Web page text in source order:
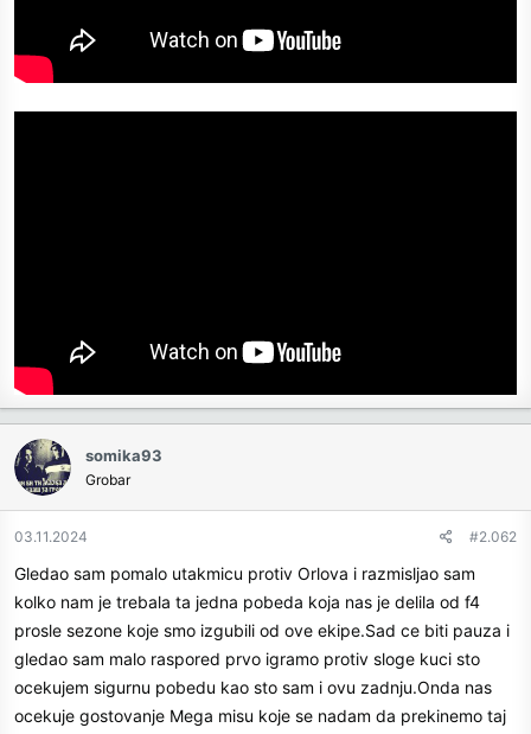
somika93
Grobar
03.11.2024 #2.062
Gledao sam pomalo utakmicu protiv Orlova i razmisljao sam
kolko nam je trebala ta jedna pobeda koja nas je delila od f4
prosle sezone koje smo izgubili od ove ekipe.Sad ce biti pauza i
gledao sam malo raspored prvo igramo protiv sloge kuci sto
ocekujem sigurnu pobedu kao sto sam i ovu zadnju.Onda nas
ocekuje gostovanje Mega misu koje se nadam da prekinemo taj